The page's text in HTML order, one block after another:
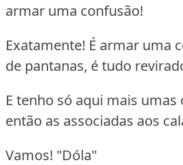
armar uma confusão!
Exatamente! É armar uma
de pantanas, é tudo
E tenho só aqui mais umas
então as associadas aos
Vamos! "Dóla"